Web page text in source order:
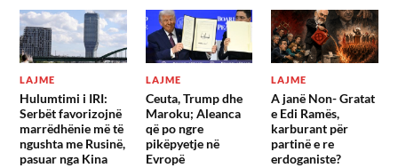
LAJME
Hulumtimi i IRI:
Serbët favorizojnë
marrëdhënie më të
ngushta me Rusinë,
pasuar nga Kina
LAJME
Ceuta, Trump dhe
Maroku; Aleanca
që po ngre
pikëpyetje në
Evropë
LAJME
A janë Non- Gratat
e Edi Ramës,
karburant për
partinë e re
erdoganiste?